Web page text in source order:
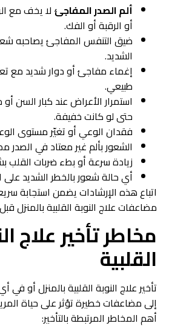
ألم الصدر المفاجئ لا يخف مع
أو الرقبة أو الفك.
ضيق التنفس المفاجئ يصاحبه
الشديد.
إغماء مفاجئ أو دوار شديد مع
طبيعي.
استمرار الأعراض عند كبار السن
حتى لو كانت خفيفة.
فقدان الوعي أو تغيّر مستوى
الشعور بألم غير معتاد في الصدر
زيادة سرعة أو بطء ضربات
أي حالة شعور بالخطر الشديد
اتباع هذه الإرشادات يضمن استجابة
مضاعفات علاج النوبة القلبية بالمنزل
مخاطر تأخير علاج
القلبية
تأخير علاج النوبة القلبية بالمنزل أو
إلى مضاعفات خطيرة تؤثر على حياة
أهم المخاطر المرتبطة بالتأخير: